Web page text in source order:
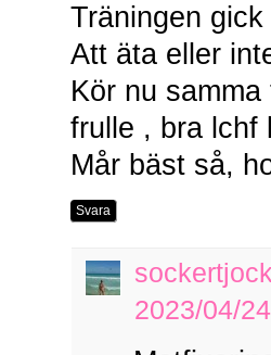
Träningen
Att äta eller
Kör nu
frulle , bra lchf
Mår bäst så,
Svara
2023/04/